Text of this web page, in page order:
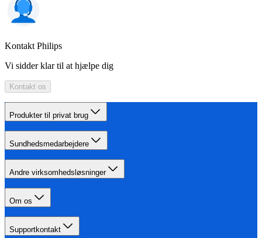
Kontakt Philips
Vi sidder klar til at hjælpe dig
Kontakt os
Produkter til privat brug
Sundhedsmedarbejdere
Andre virksomhedsløsninger
Om os
Supportkontakt